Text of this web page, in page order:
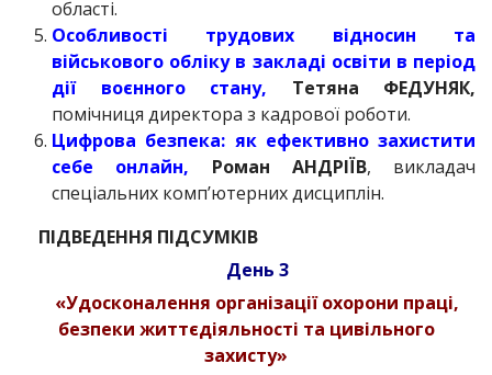
області.
Особливості трудових відносин та
військового обліку в закладі освіти в період
дії воєнного стану,
Тетяна ФЕДУНЯК,
помічниця директора з кадрової роботи.
Цифрова безпека: як ефективно захистити
себе онлайн,
Роман АНДРІЇВ, викладач
спеціальних комп’ютерних дисциплін.
ПІДВЕДЕННЯ ПІДСУМКІВ
День 3
«Удосконалення організації охорони праці,
безпеки життєдіяльності та цивільного
захисту»